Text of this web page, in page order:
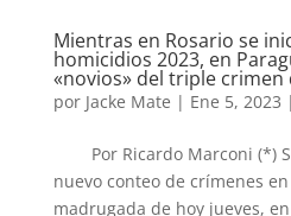
Mientras en Rosario se
homicidios 2023, en
«novios» del triple crimen
por Jacke Mate | Ene 5, 2023 |
Por Ricardo Marconi (*)
nuevo conteo de crímenes
madrugada de hoy jueves,